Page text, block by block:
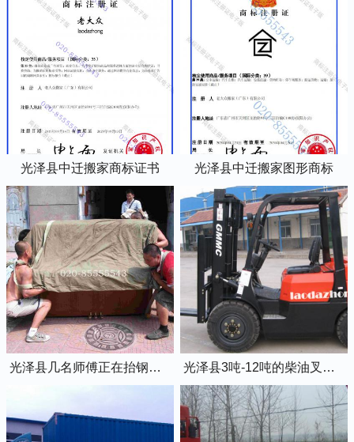
光泽县中迁搬家商标证书 光泽县中迁搬家图形商标
光泽县几名师傅正在抬钢琴上楼 光泽县3吨-12吨的柴油叉车出租